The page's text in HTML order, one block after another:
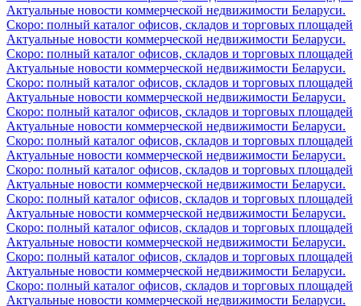
Актуальные новости коммерческой недвижимости Беларуси.
Скоро: полный каталог офисов, складов и торговых площадей
Актуальные новости коммерческой недвижимости Беларуси.
Скоро: полный каталог офисов, складов и торговых площадей
Актуальные новости коммерческой недвижимости Беларуси.
Скоро: полный каталог офисов, складов и торговых площадей
Актуальные новости коммерческой недвижимости Беларуси.
Скоро: полный каталог офисов, складов и торговых площадей
Актуальные новости коммерческой недвижимости Беларуси.
Скоро: полный каталог офисов, складов и торговых площадей
Актуальные новости коммерческой недвижимости Беларуси.
Скоро: полный каталог офисов, складов и торговых площадей
Актуальные новости коммерческой недвижимости Беларуси.
Скоро: полный каталог офисов, складов и торговых площадей
Актуальные новости коммерческой недвижимости Беларуси.
Скоро: полный каталог офисов, складов и торговых площадей
Актуальные новости коммерческой недвижимости Беларуси.
Скоро: полный каталог офисов, складов и торговых площадей
Актуальные новости коммерческой недвижимости Беларуси.
Скоро: полный каталог офисов, складов и торговых площадей
Актуальные новости коммерческой недвижимости Беларуси.